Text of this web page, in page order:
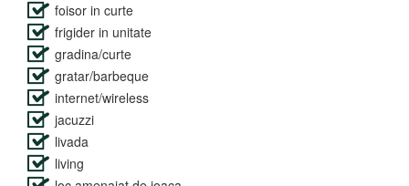
foisor in curte
frigider in unitate
gradina/curte
gratar/barbeque
internet/wireless
jacuzzi
livada
living